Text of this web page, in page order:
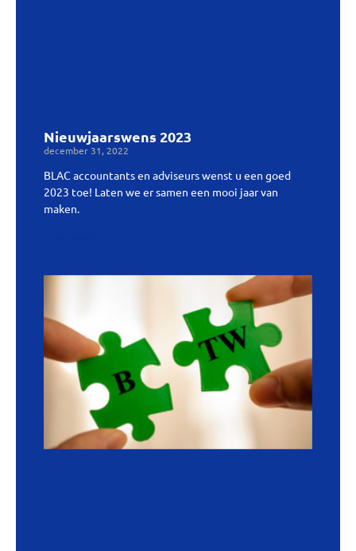
Nieuwjaarswens 2023
december 31, 2022
BLAC accountants en adviseurs wenst u een goed
2023 toe! Laten we er samen een mooi jaar van
maken.